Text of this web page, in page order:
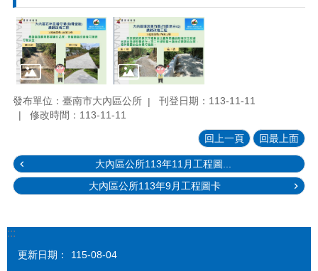
發布單位：臺南市大內區公所
刊登日期：113-11-11
修改時間：113-11-11
回上一頁 回最上面
大內區公所113年11月工程圖...
大內區公所113年9月工程圖卡
:::
更新日期：
115-08-04